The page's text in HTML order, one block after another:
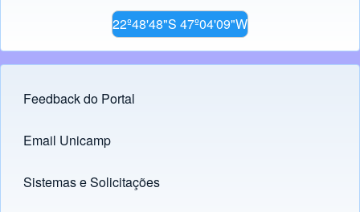
22º48'48"S 47º04'09"W
Footer menu
Feedback do Portal
Links
Email Unicamp
(opens in new tab)
Sistemas e Solicitações
(opens in new tab)